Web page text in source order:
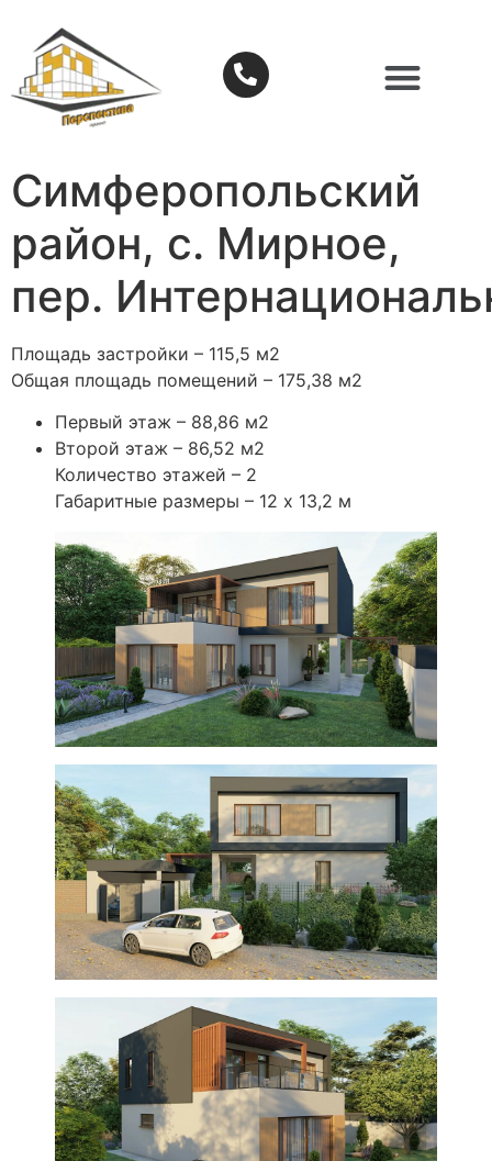
Симферопольский
район, с. Мирное,
пер.
Площадь застройки – 115,5 м2
Общая площадь помещений – 175,38 м2
Первый этаж – 88,86 м2
Второй этаж – 86,52 м2
Количество этажей – 2
Габаритные размеры – 12 х 13,2 м